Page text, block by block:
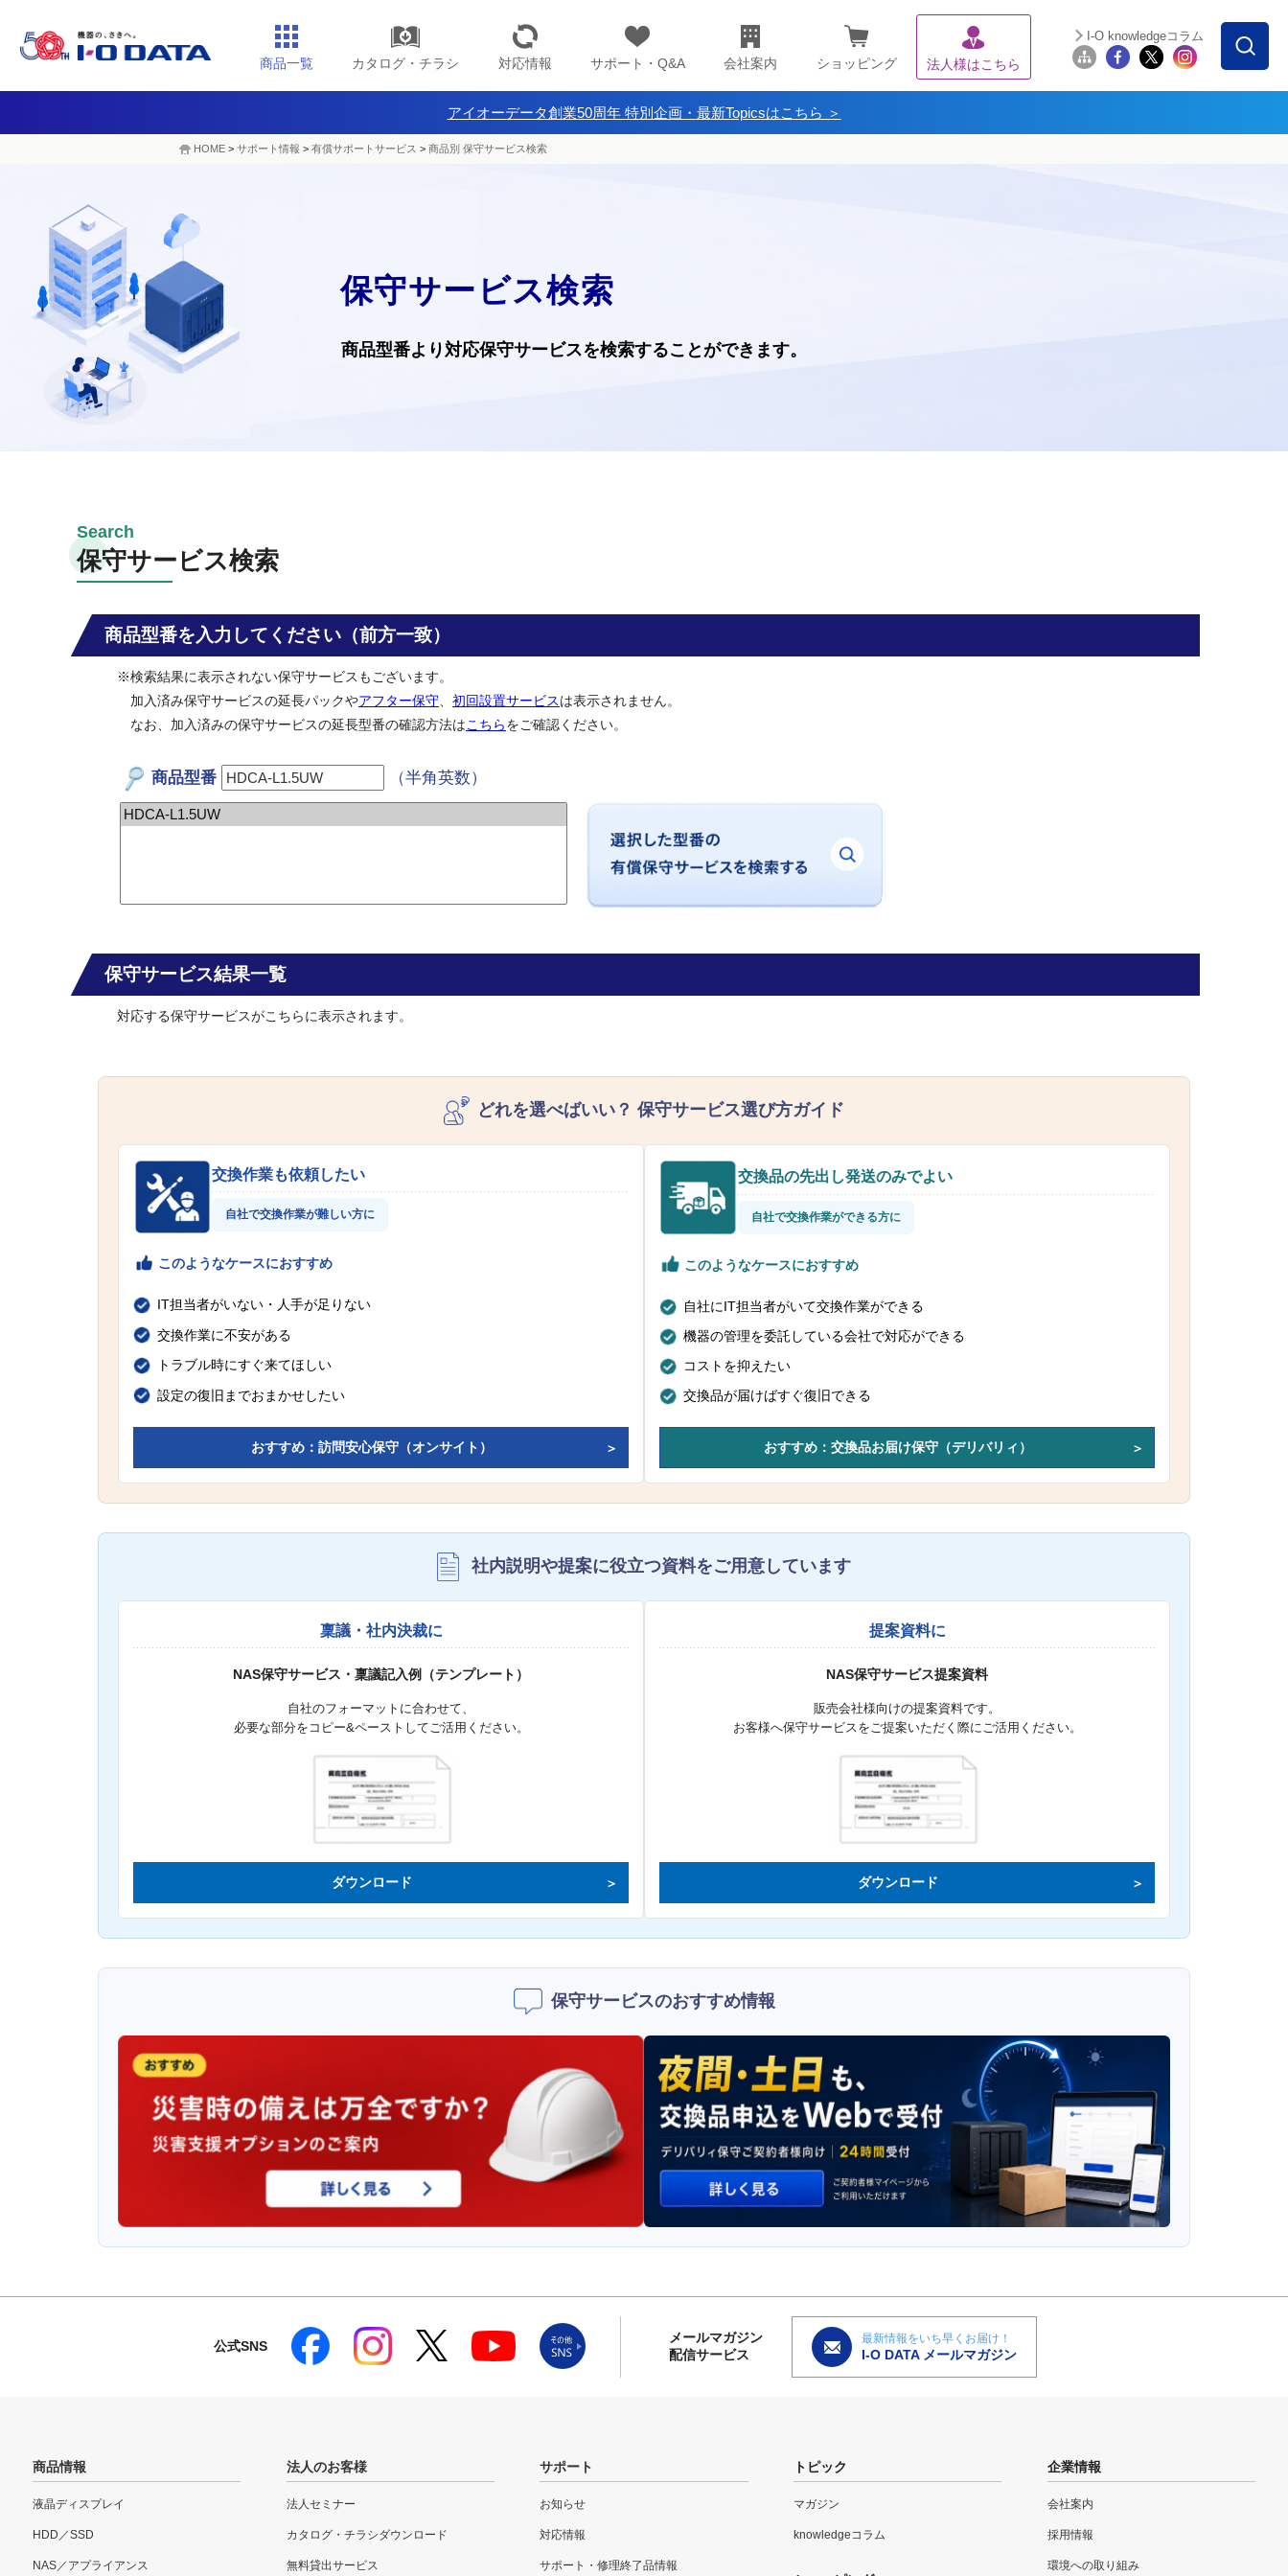
商品一覧 カタログ・チラシ 対応情報 サポート・Q&A 会社案内 ショッピング 法人様はこちら
I-O knowledgeコラム
アイオーデータ創業50周年 特別企画・最新Topicsはこちら ＞
HOME > サポート情報 > 有償サポートサービス > 商品別 保守サービス検索
保守サービス検索
商品型番より対応保守サービスを検索することができます。
保守サービス検索
商品型番を入力してください（前方一致）
※検索結果に表示されない保守サービスもございます。
加入済み保守サービスの延長パックやアフター保守 初回設置サービスは表示されません。
なお、加入済みの保守サービスの延長型番の確認方法はこちらをご確認ください。
商品型番 （半角英数）
保守サービス結果一覧
対応する保守サービスがこちらに表示されます。
どれを選べばいい？ 保守サービス選び方ガイド
交換作業も依頼したい
自社で交換作業が難しい方に
このようなケースにおすすめ
IT担当者がいない・人手が足りない
交換作業に不安がある
トラブル時にすぐ来てほしい
設定の復旧までおまかせしたい
おすすめ：訪問安心保守（オンサイト）
交換品の先出し発送のみでよい
自社で交換作業ができる方に
このようなケースにおすすめ
自社にIT担当者がいて交換作業ができる
機器の管理を委託している会社で対応ができる
コストを抑えたい
交換品が届けばすぐ復旧できる
おすすめ：交換品お届け保守（デリバリィ）
社内説明や提案に役立つ資料をご用意しています
稟議・社内決裁に
NAS保守サービス・稟議記入例（テンプレート）
自社のフォーマットに合わせて、
必要な部分をコピー&ペーストしてご活用ください。
ダウンロード
提案資料に
NAS保守サービス提案資料
販売会社様向けの提案資料です。
お客様へ保守サービスをご提案いただく際にご活用ください。
ダウンロード
保守サービスのおすすめ情報
公式SNS
メールマガジン
配信サービス
最新情報をいち早くお届け！
I-O DATA メールマガジン
商品情報
液晶ディスプレイ
HDD／SSD
NAS／アプライアンス
法人のお客様
法人セミナー
カタログ・チラシダウンロード
無料貸出サービス
サポート
お知らせ
対応情報
サポート・修理終了品情報
トピック
マガジン
knowledgeコラム
企業情報
会社案内
採用情報
環境への取り組み